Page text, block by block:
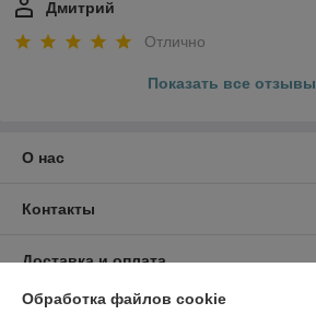
Дмитрий
Отлично
Показать все отзывы
О нас
Контакты
Доставка и оплата
График работы
Обработка файлов cookie